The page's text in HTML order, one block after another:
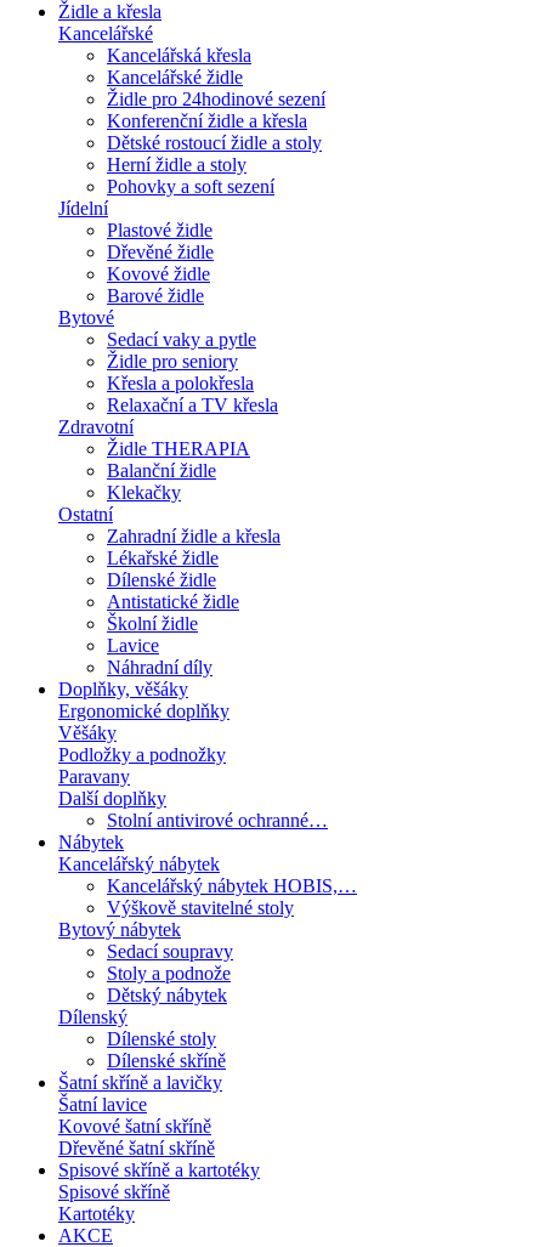
Židle a křesla
Kancelářské
Kancelářská křesla
Kancelářské židle
Židle pro 24hodinové sezení
Konferenční židle a křesla
Dětské rostoucí židle a stoly
Herní židle a stoly
Pohovky a soft sezení
Jídelní
Plastové židle
Dřevěné židle
Kovové židle
Barové židle
Bytové
Sedací vaky a pytle
Židle pro seniory
Křesla a polokřesla
Relaxační a TV křesla
Zdravotní
Židle THERAPIA
Balanční židle
Klekačky
Ostatní
Zahradní židle a křesla
Lékařské židle
Dílenské židle
Antistatické židle
Školní židle
Lavice
Náhradní díly
Doplňky, věšáky
Ergonomické doplňky
Věšáky
Podložky a podnožky
Paravany
Další doplňky
Stolní antivirové ochranné…
Nábytek
Kancelářský nábytek
Kancelářský nábytek HOBIS,…
Výškově stavitelné stoly
Bytový nábytek
Sedací soupravy
Stoly a podnože
Dětský nábytek
Dílenský
Dílenské stoly
Dílenské skříně
Šatní skříně a lavičky
Šatní lavice
Kovové šatní skříně
Dřevěné šatní skříně
Spisové skříně a kartotéky
Spisové skříně
Kartotéky
AKCE